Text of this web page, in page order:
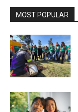
MOST POPULAR